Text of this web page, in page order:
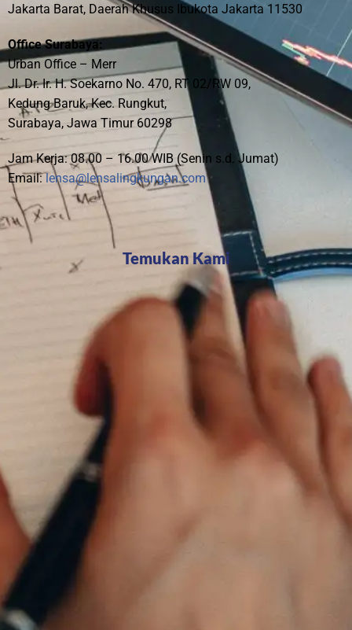
Jakarta Barat, Daerah Khusus Ibukota Jakarta 11530
Office Surabaya:
Urban Office – Merr
Jl. Dr. Ir. H. Soekarno No. 470, RT 02/RW 09,
Kedung Baruk, Kec. Rungkut,
Surabaya, Jawa Timur 60298
Jam Kerja: 08.00 – 16.00 WIB (Senin s.d. Jumat)
Email:lensa@lensalingkungan.com
Temukan Kami